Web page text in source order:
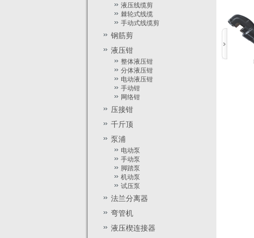
液压线缆剪
棘轮式线缆
手动式线缆剪
钢筋剪
液压钳
整体液压钳
分体液压钳
电动液压钳
手动钳
网络钳
压接钳
千斤顶
泵浦
电动泵
手动泵
脚踏泵
机动泵
试压泵
法兰分离器
弯管机
液压楔连接器
YG-16